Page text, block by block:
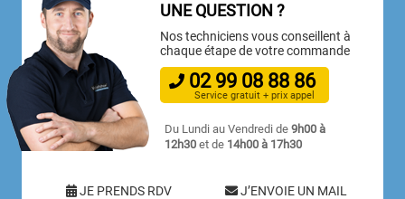
UNE QUESTION ?
Nos techniciens vous conseillent à
chaque étape de votre commande
02 99 08 88 86
Service gratuit + prix appel
Du Lundi au Vendredi de9h00 à
12h30 et de 14h00 à 17h30
JE PRENDS RDV J’ENVOIE UN MAIL